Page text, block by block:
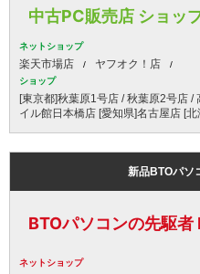
中古PC販売店 ショッ
ネットショップ
楽天市場店 ヤフオク！店
ショップ
[東京都]秋葉原1号店 / 秋葉原2号店
イル館日本橋店 [愛知県]名古屋店 [
新品BTOパソ
BTOパソコンの先駆者
ネットショップ